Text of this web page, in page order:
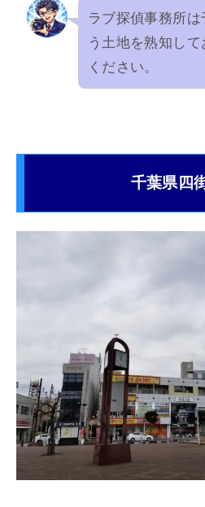
ラブ探偵事務所
う土地を熟知し
ください。
千葉県四